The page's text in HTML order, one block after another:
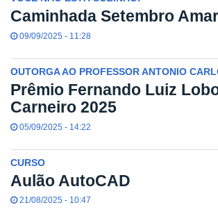
Caminhada Setembro
09/09/2025 - 11:28
OUTORGA AO PROFESSOR ANTONIO
Prêmio Fernando Luiz
Carneiro 2025
05/09/2025 - 14:22
CURSO
Aulão AutoCAD
21/08/2025 - 10:47